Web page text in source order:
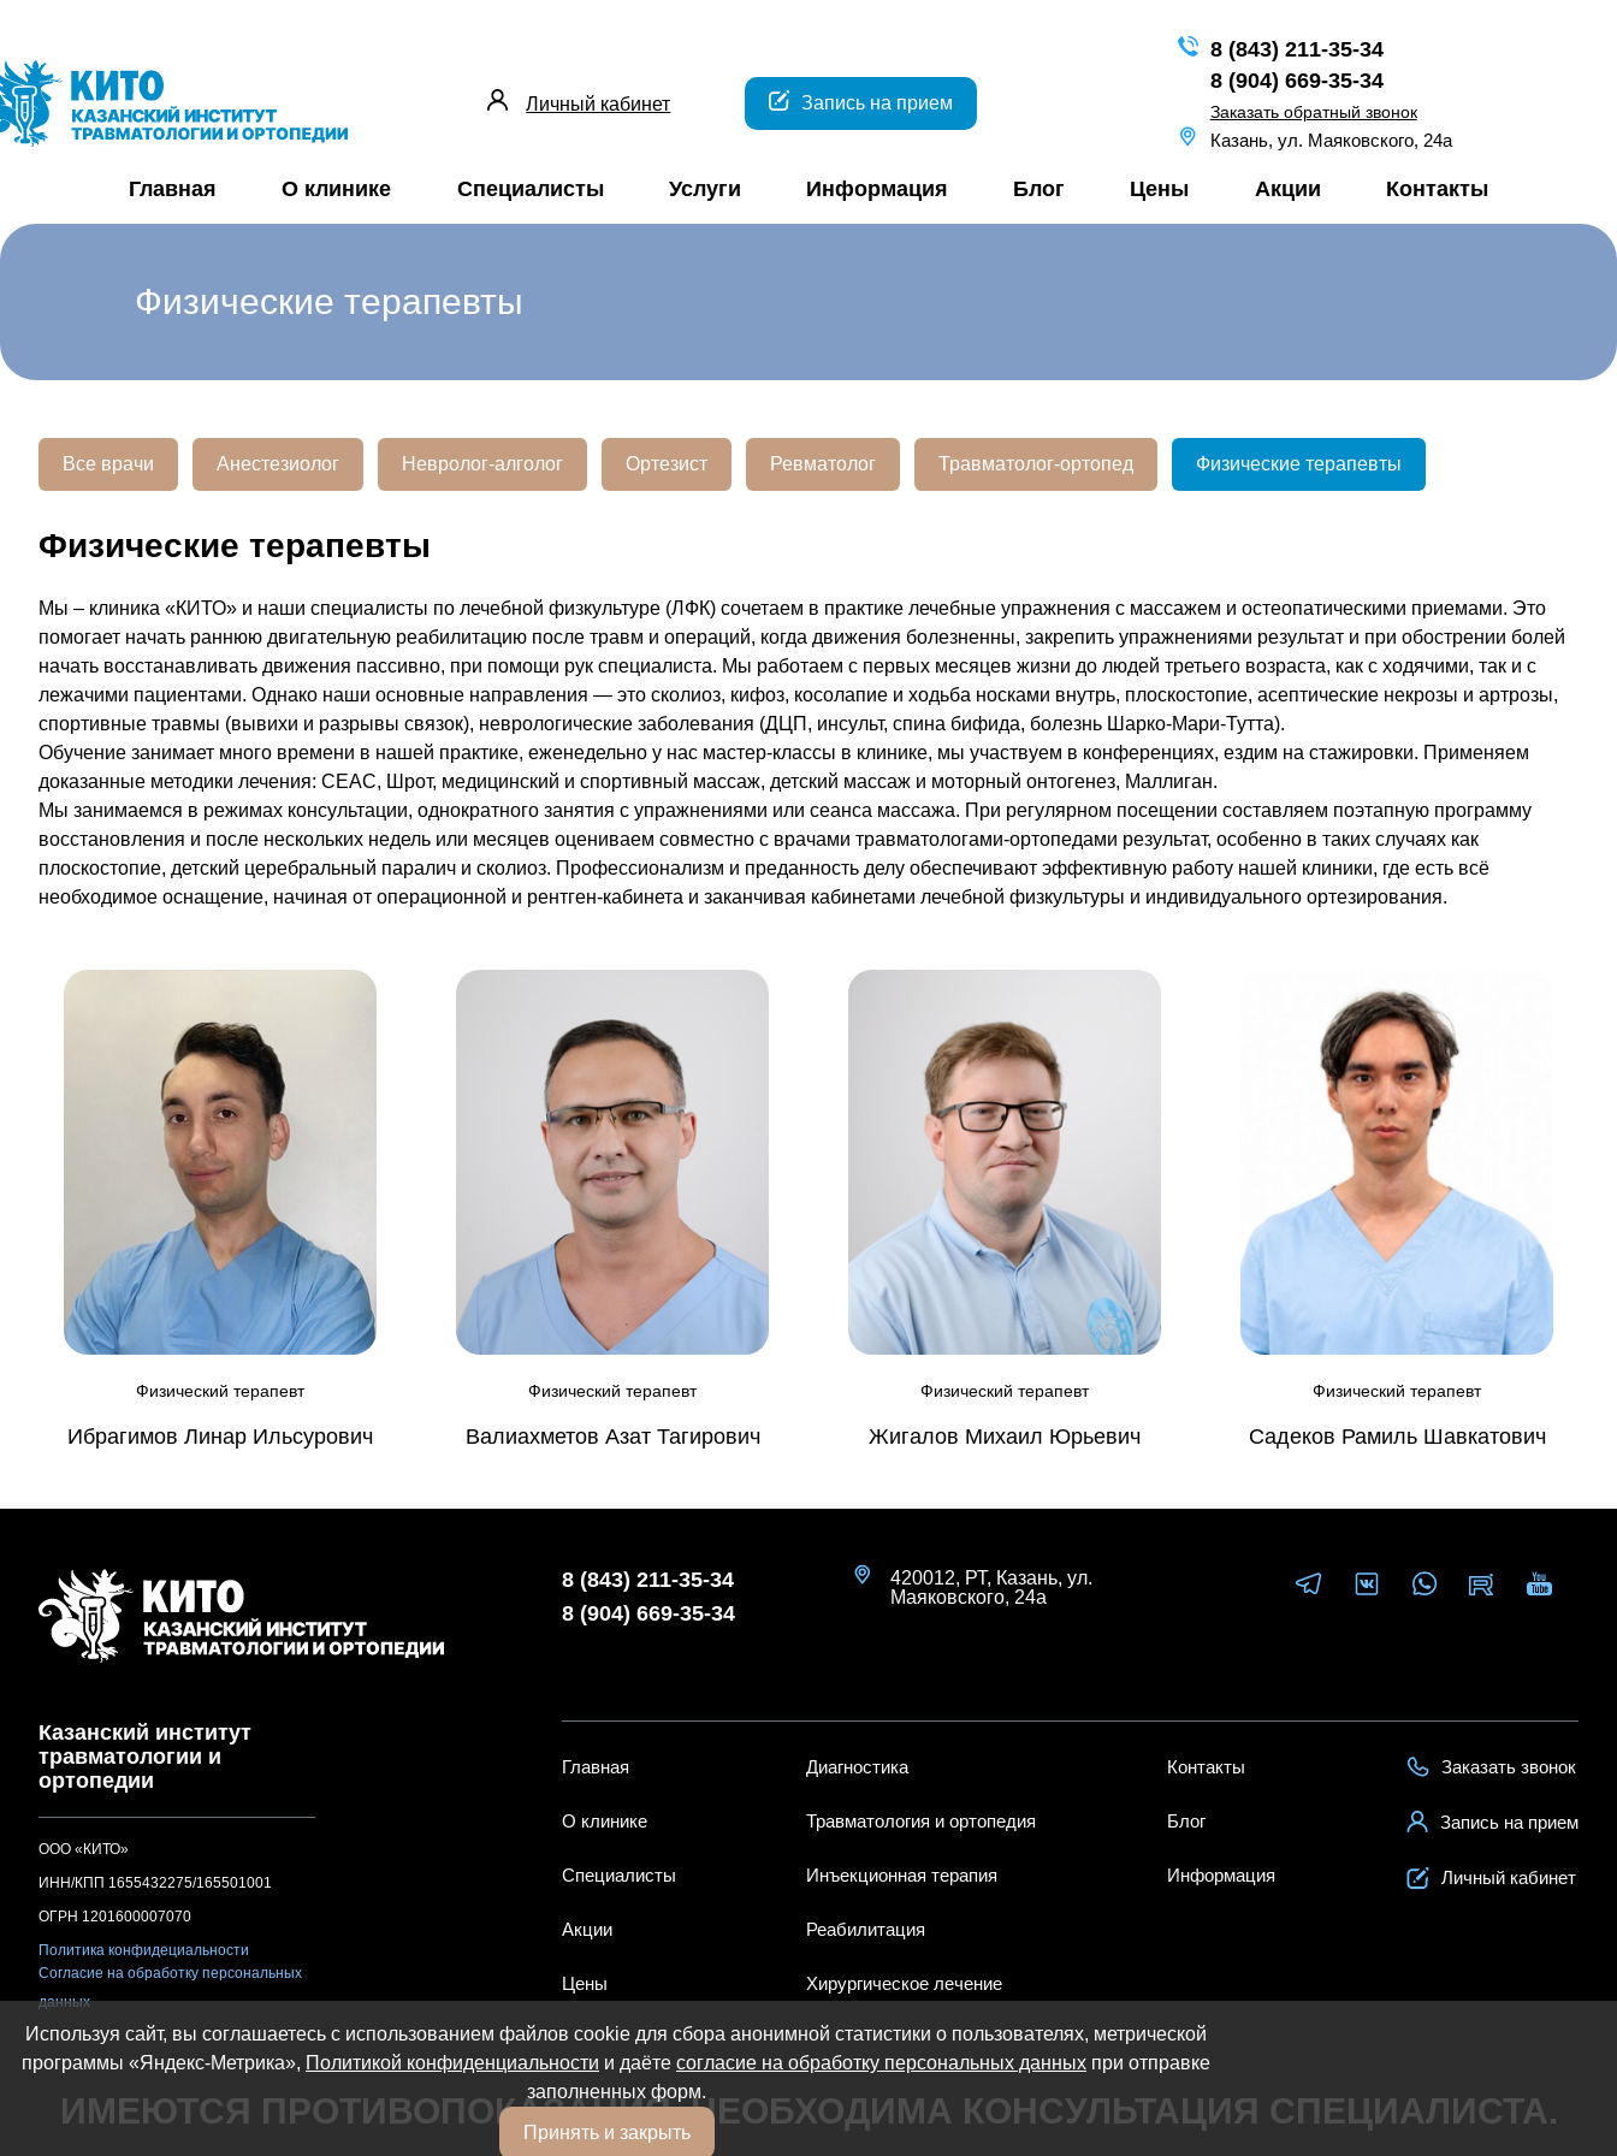
Личный кабинет Запись на прием
8 (843) 211-35-34
8 (904) 669-35-34
Заказать обратный звонок
Казань, ул. Маяковского, 24а
Главная О клинике Специалисты Услуги Информация Блог Цены Акции Контакты
Физические терапевты
Все врачи Анестезиолог Невролог-алголог Ортезист Ревматолог Травматолог-ортопед Физические терапевты
Физические терапевты
Мы – клиника «КИТО» и наши специалисты по лечебной физкультуре (ЛФК) сочетаем в практике лечебные упражнения с массажем и остеопатическими приемами. Это
помогает начать раннюю двигательную реабилитацию после травм и операций, когда движения болезненны, закрепить упражнениями результат и при обострении болей
начать восстанавливать движения пассивно, при помощи рук специалиста. Мы работаем с первых месяцев жизни до людей третьего возраста, как с ходячими, так и с
лежачими пациентами. Однако наши основные направления — это сколиоз, кифоз, косолапие и ходьба носками внутрь, плоскостопие, асептические некрозы и артрозы,
спортивные травмы (вывихи и разрывы связок), неврологические заболевания (ДЦП, инсульт, спина бифида, болезнь Шарко-Мари-Тутта).
Обучение занимает много времени в нашей практике, еженедельно у нас мастер-классы в клинике, мы участвуем в конференциях, ездим на стажировки. Применяем
доказанные методики лечения: СЕАС, Шрот, медицинский и спортивный массаж, детский массаж и моторный онтогенез, Маллиган.
Мы занимаемся в режимах консультации, однократного занятия с упражнениями или сеанса массажа. При регулярном посещении составляем поэтапную программу
восстановления и после нескольких недель или месяцев оцениваем совместно с врачами травматологами-ортопедами результат, особенно в таких случаях как
плоскостопие, детский церебральный паралич и сколиоз. Профессионализм и преданность делу обеспечивают эффективную работу нашей клиники, где есть всё
необходимое оснащение, начиная от операционной и рентген-кабинета и заканчивая кабинетами лечебной физкультуры и индивидуального ортезирования.
Физический терапевт
Ибрагимов Линар Ильсурович
Физический терапевт
Валиахметов Азат Тагирович
Физический терапевт
Жигалов Михаил Юрьевич
Физический терапевт
Садеков Рамиль Шавкатович
8 (843) 211-35-34
8 (904) 669-35-34
420012, РТ, Казань, ул.
Маяковского, 24а
Казанский институт
травматологии и
ортопедии
ООО «КИТО»
ИНН/КПП 1655432275/165501001
ОГРН 1201600007070
Политика конфидециальности
Согласие на обработку персональных
данных
Главная
О клинике
Специалисты
Акции
Цены
Диагностика
Травматология и ортопедия
Инъекционная терапия
Реабилитация
Хирургическое лечение
Контакты
Блог
Информация
Заказать звонок
Запись на прием
Личный кабинет
ИМЕЮТСЯ ПРОТИВОПОКАЗАНИЯ. НЕОБХОДИМА КОНСУЛЬТАЦИЯ СПЕЦИАЛИСТА.
Используя сайт, вы соглашаетесь с использованием файлов cookie для сбора анонимной статистики о пользователях, метрической
программы «Яндекс-Метрика», Политикой конфиденциальности и даёте согласие на обработку персональных данных при отправке
заполненных форм.
Принять и закрыть